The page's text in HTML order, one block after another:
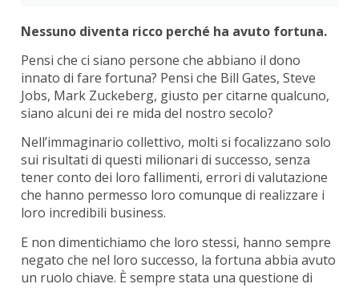
Nessuno diventa ricco perché ha avuto fortuna.
Pensi che ci siano persone che abbiano il dono
innato di fare fortuna? Pensi che Bill Gates, Steve
Jobs, Mark Zuckeberg, giusto per citarne qualcuno,
siano alcuni dei re mida del nostro secolo?
Nell’immaginario collettivo, molti si focalizzano solo
sui risultati di questi milionari di successo, senza
tener conto dei loro fallimenti, errori di valutazione
che hanno permesso loro comunque di realizzare i
loro incredibili business.
E non dimentichiamo che loro stessi, hanno sempre
negato che nel loro successo, la fortuna abbia avuto
un ruolo chiave. È sempre stata una questione di